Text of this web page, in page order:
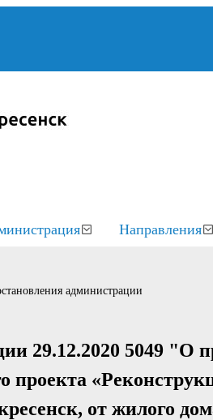
Направления
администрации
29.12.2020 5049 "О
проекта
от жилого